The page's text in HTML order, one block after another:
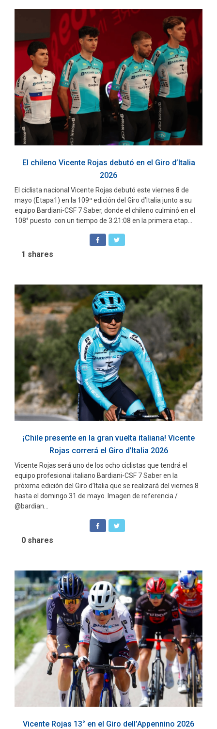
El chileno Vicente Rojas debutó en el Giro d’Italia
2026
El ciclista nacional Vicente Rojas debutó este viernes 8 de
mayo (Etapa1) en la 109ª edición del Giro d’Italia junto a su
equipo Bardiani-CSF 7 Saber, donde el chileno culminó en el
108° puesto con un tiempo de 3:21:08 en la primera etap...
1 shares
¡Chile presente en la gran vuelta italiana! Vicente
Rojas correrá el Giro d’Italia 2026
Vicente Rojas será uno de los ocho ciclistas que tendrá el
equipo profesional italiano Bardiani-CSF 7 Saber en la
próxima edición del Giro d’Italia que se realizará del viernes 8
hasta el domingo 31 de mayo. Imagen de referencia /
@bardian...
0 shares
Vicente Rojas 13° en el Giro dell’Appennino 2026